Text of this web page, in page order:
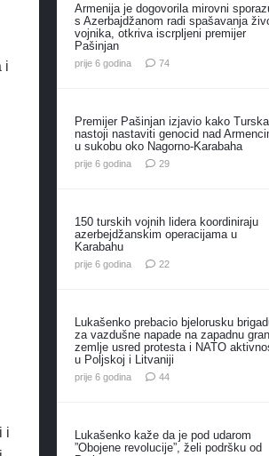
i
i
Armenija je dogovorila mirovni
s Azerbajdžanom radi spašavanja
vojnika, otkriva iscrpljeni premijer
Pašinjan
prije 6 godina 74komentara
Premijer Pašinjan izjavio kako Turska
nastoji nastaviti genocid nad
u sukobu oko Nagorno-Karabaha
prije 6 godina 29komentara
150 turskih vojnih lidera koordiniraju
azerbejdžanskim operacijama u
Karabahu
prije 6 godina 22komentara
Lukašenko prebacio bjelorusku
za vazdušne napade na zapadnu
zemlje usred protesta i NATO
u Poljskoj i Litvaniji
prije 6 godina 44komentara
Lukašenko kaže da je pod udarom
”Obojene revolucije”, želi podršku od